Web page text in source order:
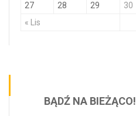
« Lis
27
28 29 30
BĄDŹ NA BIEŻĄCO!